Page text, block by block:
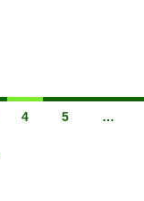
4 5 …